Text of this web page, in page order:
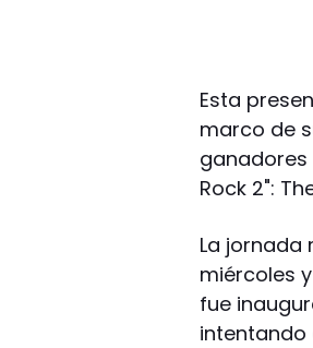
Esta
marco de
ganadores
Rock 2":
La jornada
miércoles
fue
intentando